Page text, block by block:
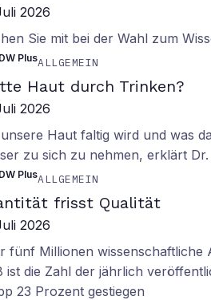
2026
Sie mit bei der Wahl zum
PlusALLGEMEIN
Haut durch Trinken?
2026
Haut faltig wird und was
zu sich zu nehmen, erklärt
PlusALLGEMEIN
frisst Qualität
2026
fünf Millionen
ist die Zahl der jährlich
23 Prozent gestiegen